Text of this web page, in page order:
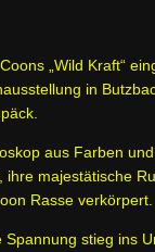
„Wild Kraft“
in
aus Farben
majestätische
Rasse verkörpert.
stieg ins